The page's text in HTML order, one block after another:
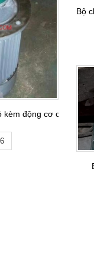
estun-automation
kèm động cơ chân đế
Bộ